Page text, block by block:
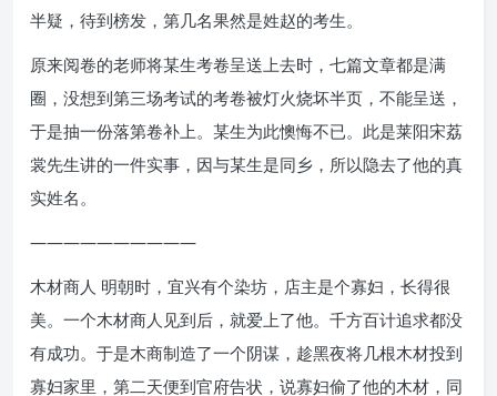
半疑，待到榜发，第几名果然是姓赵的考生。
原来阅卷的老师将某生考卷呈送上去时，七篇文章都是满
圈，没想到第三场考试的考卷被灯火烧坏半页，不能呈送，
于是抽一份落第卷补上。某生为此懊悔不已。此是莱阳宋荔
裳先生讲的一件实事，因与某生是同乡，所以隐去了他的真
实姓名。
——————————
木材商人 明朝时，宜兴有个染坊，店主是个寡妇，长得很
美。一个木材商人见到后，就爱上了他。千方百计追求都没
有成功。于是木商制造了一个阴谋，趁黑夜将几根木材投到
寡妇家里，第二天便到官府告状，说寡妇偷了他的木材，同